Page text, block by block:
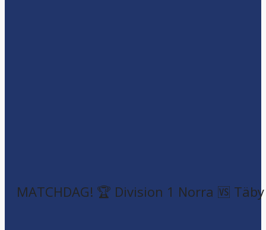
MATCHDAG! 🏆 Division 1 Norra 🆚